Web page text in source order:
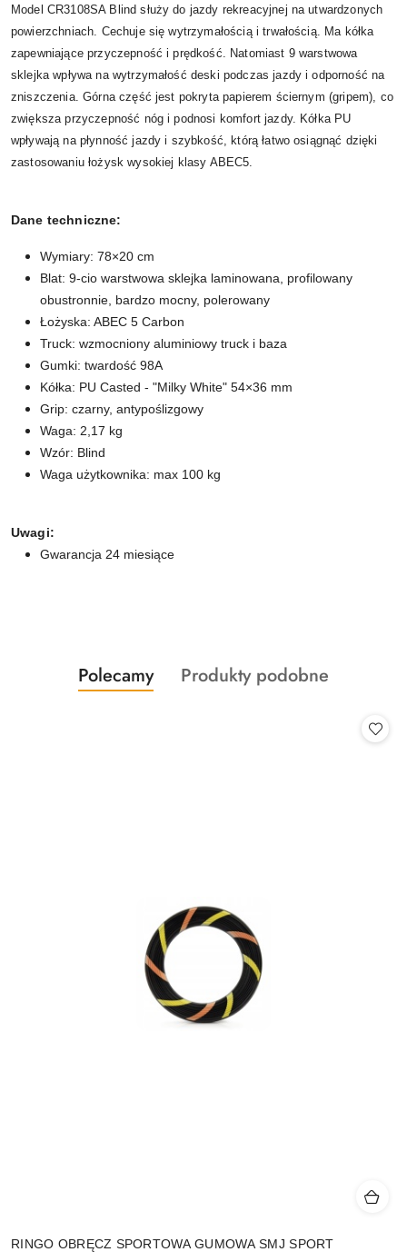
Model CR3108SA Blind służy do jazdy rekreacyjnej na utwardzonych
powierzchniach. Cechuje się wytrzymałością i trwałością. Ma kółka
zapewniające przyczepność i prędkość. Natomiast 9 warstwowa
sklejka wpływa na wytrzymałość deski podczas jazdy i odporność na
zniszczenia. Górna część jest pokryta papierem ściernym (gripem), co
zwiększa przyczepność nóg i podnosi komfort jazdy. Kółka PU
wpływają na płynność jazdy i szybkość, którą łatwo osiągnąć dzięki
zastosowaniu łożysk wysokiej klasy ABEC5.
Dane techniczne:
Wymiary: 78×20 cm
Blat: 9-cio warstwowa sklejka laminowana, profilowany
obustronnie, bardzo mocny, polerowany
Łożyska: ABEC 5 Carbon
Truck: wzmocniony aluminiowy truck i baza
Gumki: twardość 98A
Kółka: PU Casted - "Milky White" 54×36 mm
Grip: czarny, antypoślizgowy
Waga: 2,17 kg
Wzór: Blind
Waga użytkownika: max 100 kg
Uwagi:
Gwarancja 24 miesiące
Pomiń karuzelę produktów
Produkty
o
Polecamy
Produkty
Produkty podobne
RINGO OBRĘCZ SPORTOWA GUMOWA SMJ SPORT